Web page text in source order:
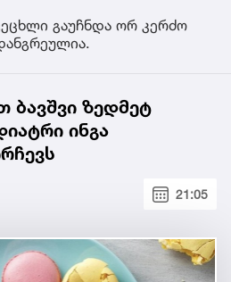
გაუჩნდა ორ კერძო
ბავშვი ზედმეტ
ინგა
21:05